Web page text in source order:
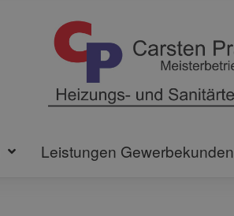
Leistungen Gewerbekunden